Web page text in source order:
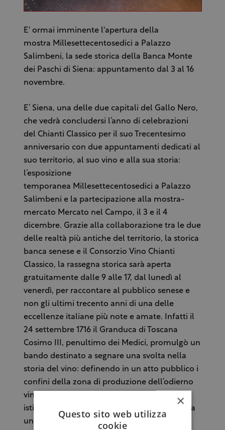
E' ormai imminente l'apertura della
mostra Millesettecentosedici a Palazzo
Salimbeni, la sede storica della Banca Monte
dei Paschi di Siena: appuntamento dal 3 al 16
novembre.
E’ Siena, una delle due capitali del Gallo Nero,
che vedrà concludersi l’anno di celebrazioni
del Chianti Classico per il suo Trecentesimo
anniversario con due appuntamenti dedicati al
suo territorio, al suo vino e alla sua storia:
l’esposizione
temporanea Millesettecentosedici a Palazzo
Salimbeni e la partecipazione alla mostra-
mercato Mercato nel Campo, il 3 e il 4
dicembre. Grazie alla collaborazione tra le due
delle realtà più antiche del territorio, la storica
banca senese e il Consorzio Vino Chianti
Classico, la rassegna storica sarà aperta
gratuitamente dalle 9 alle 17, dal lunedì al
venerdì, per raccontare al pubblico senese e
non gli ultimi trecento anni di una delle
eccellenze italiane più note e amate. Infatti il
24 settembre 1716 il Granduca di Toscana
Cosimo III, penultimo dei Medici, promulgò un
bando destinato a segnare una svolta nella
storia del vino: definendo in un atto pubblico i
confini della zona di produzione dell’odierno
vino Chianti Classico, per la prima volta fu
istituito un legame ufficiale e indissolubile tra
un vino e il suo territorio, anticipando di tre
×
Questo sito web utilizza
cookie